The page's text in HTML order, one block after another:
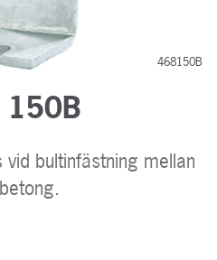
468150B
150B
bultinfästning mellan